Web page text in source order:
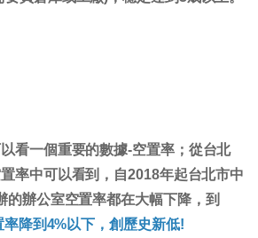
看一個重要的數據-空置率；從台北
率中可以看到，自2018年起台北市中
的辦公室空置率都在大幅下降，到
降到4%以下，創歷史新低!